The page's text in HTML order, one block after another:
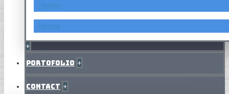
Holden
Honda
+
Portofolio +
Contact +